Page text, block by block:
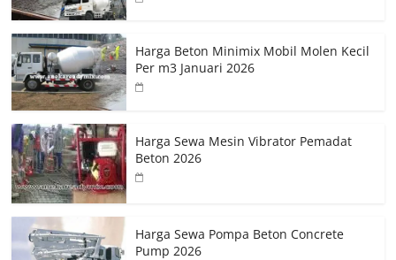
Harga Beton Minimix Mobil Molen Kecil
Per m3 Januari 2026
Harga Sewa Mesin Vibrator Pemadat
Beton 2026
Harga Sewa Pompa Beton Concrete
Pump 2026